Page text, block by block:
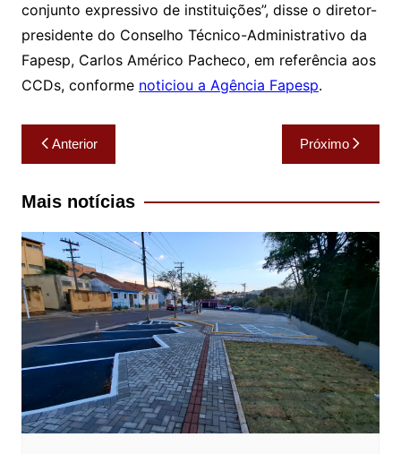
conjunto expressivo de instituições”, disse o diretor-
presidente do Conselho Técnico-Administrativo da
Fapesp, Carlos Américo Pacheco, em referência aos
CCDs, conforme noticiou a Agência Fapesp.
Navegação
de
Post
Anterior Próximo
Mais notícias